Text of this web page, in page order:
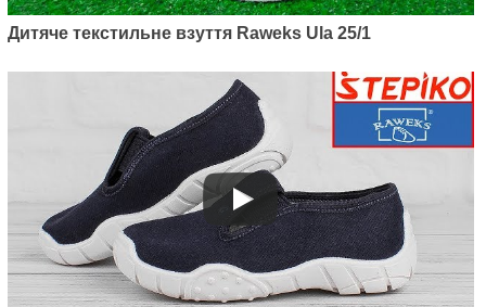
Дитяче текстильне взуття Raweks Ula 25/1